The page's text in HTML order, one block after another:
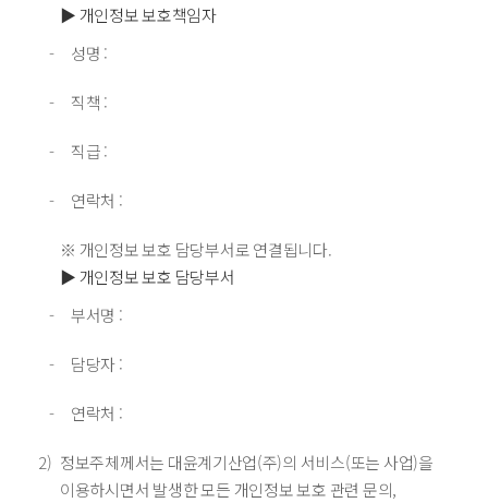
▶ 개인정보 보호책임자
성명 :
직책 :
직급 :
연락처 :
※ 개인정보 보호 담당부서로 연결됩니다.
▶ 개인정보 보호 담당부서
부서명 :
담당자 :
연락처 :
정보주체께서는 대윤계기산업(주)의 서비스(또는 사업)을
이용하시면서 발생한 모든 개인정보 보호 관련 문의,